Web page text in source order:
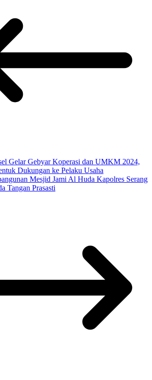
Gelar Gebyar Koperasi dan UMKM 2024,
Dukungan ke Pelaku Usaha
Mesjid Jami Al Huda Kapolres Serang
Tangan Prasasti